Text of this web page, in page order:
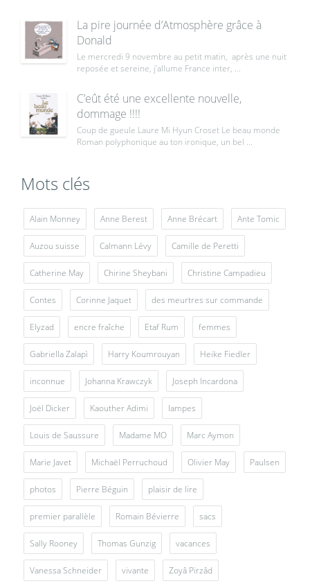
La pire journée d’Atmosphère grâce à
Donald
Le mercredi 9 novembre au petit matin, après une nuit
reposée et sereine, j’allume France inter, ...
C’eût été une excellente nouvelle,
dommage !!!!
Coup de gueule Laure Mi Hyun Croset Le beau monde
Roman polyphonique au ton ironique, un bel ...
Mots clés
Alain Monney Anne Berest Anne Brécart Ante Tomic
Auzou suisse Calmann Lévy Camille de Peretti
Catherine May Chirine Sheybani Christine Campadieu
Contes Corinne Jaquet des meurtres sur commande
Elyzad encre fraîche Etaf Rum femmes
Gabriella Zalapì Harry Koumrouyan Heike Fiedler
inconnue Johanna Krawczyk Joseph Incardona
Joël Dicker Kaouther Adimi lampes
Louis de Saussure Madame MO Marc Aymon
Marie Javet Michaël Perruchoud Olivier May Paulsen
photos Pierre Béguin plaisir de lire
premier parallèle Romain Bévierre sacs
Sally Rooney Thomas Gunzig vacances
Vanessa Schneider vivante Zoyâ Pirzâd